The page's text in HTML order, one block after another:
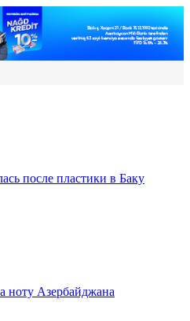
после пластики в Баку
ноту Азербайджана